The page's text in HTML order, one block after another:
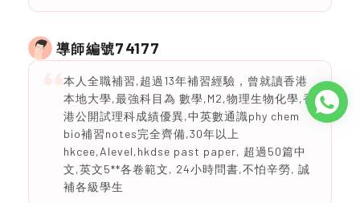
導師編號74177
本人全職補習,超過13年補習經驗，曾就讀香港
本地大學,最強科目為 數學,M2,物理生物化學,香
港公開試理科成績優異,中英數通識phy chem
bio補習notes完全齊備,30年以上
hkcee,Alevel,hkdse past paper, 超過50篇中
文,英文5**各卷範文, 24小時問書,不怕辛勞, 誠
補各級學生